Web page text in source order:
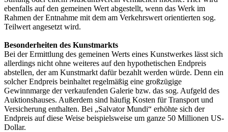
ebenfalls auf den gemeinen Wert abgestellt, wenn das Werk im
Rahmen der Entnahme mit dem am Verkehrswert orientierten sog.
Teilwert angesetzt wird.
Besonderheiten des Kunstmarkts
Bei der Ermittlung des gemeinen Werts eines Kunstwerkes lässt sich
allerdings nicht ohne weiteres auf den hypothetischen Endpreis
abstellen, der am Kunstmarkt dafür bezahlt werden würde. Denn ein
solcher Endpreis beinhaltet regelmäßig eine großzügige
Gewinnmarge der verkaufenden Galerie bzw. das sog. Aufgeld des
Auktionshauses. Außerdem sind häufig Kosten für Transport und
Versicherung enthalten. Bei „Salvator Mundi“ erhöhte sich der
Endpreis auf diese Weise beispielsweise um ganze 50 Millionen US-
Dollar.